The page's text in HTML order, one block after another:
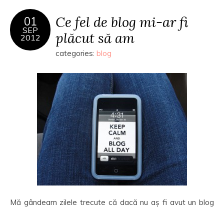
01
SEP
2012
Ce fel de blog mi-ar fi
plăcut să am
categories: blog
Mă gândeam zilele trecute că dacă nu aș fi avut un blog